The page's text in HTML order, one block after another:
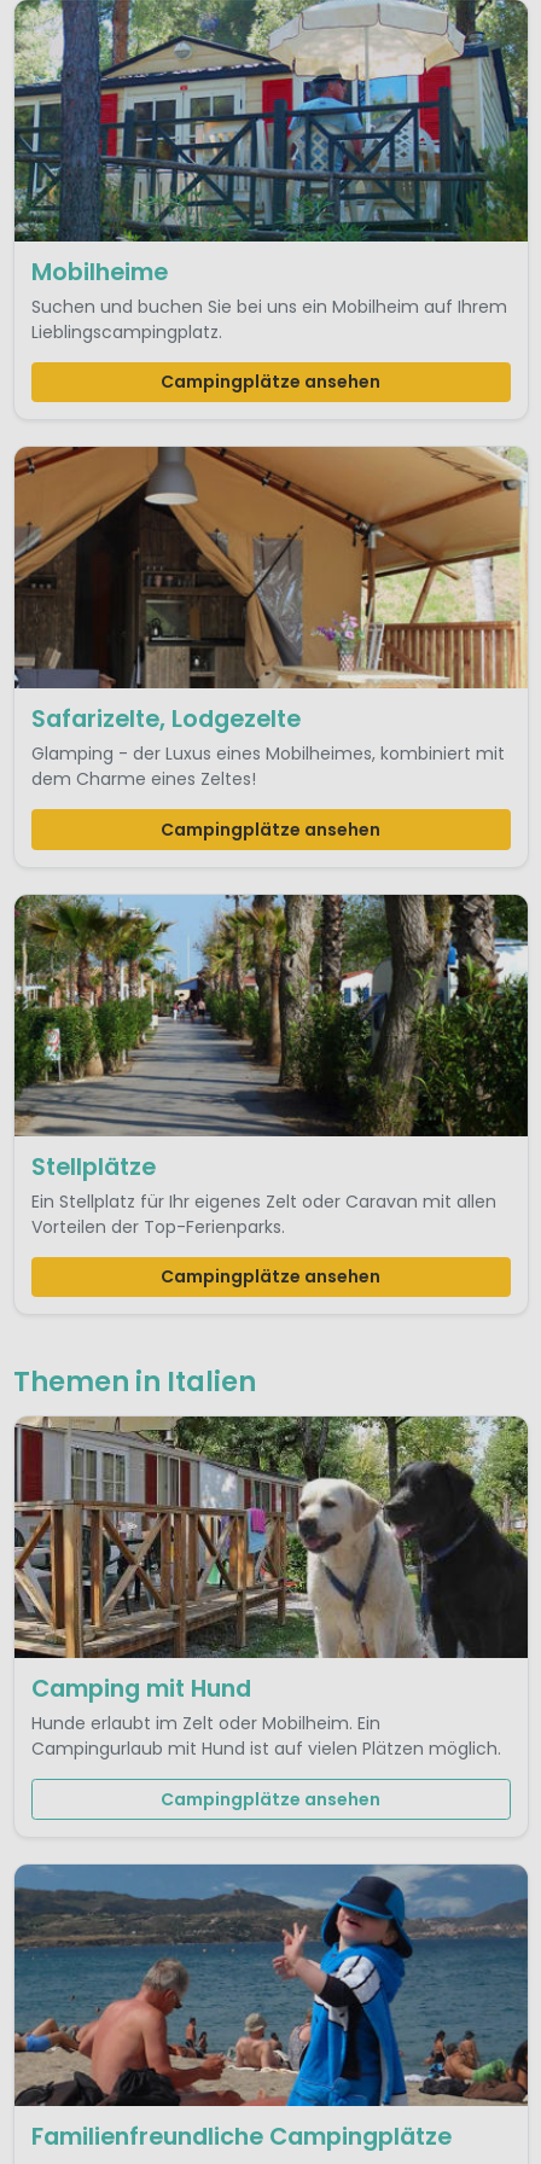
Mobilheime
Suchen und buchen Sie bei uns ein Mobilheim auf Ihrem
Lieblingscampingplatz.
Campingplätze ansehen
Safarizelte, Lodgezelte
Glamping - der Luxus eines Mobilheimes, kombiniert mit
dem Charme eines Zeltes!
Campingplätze ansehen
Stellplätze
Ein Stellplatz für Ihr eigenes Zelt oder Caravan mit allen
Vorteilen der Top-Ferienparks.
Campingplätze ansehen
Themen in Italien
Camping mit Hund
Hunde erlaubt im Zelt oder Mobilheim. Ein
Campingurlaub mit Hund ist auf vielen Plätzen möglich.
Campingplätze ansehen
Familienfreundliche Campingplätze